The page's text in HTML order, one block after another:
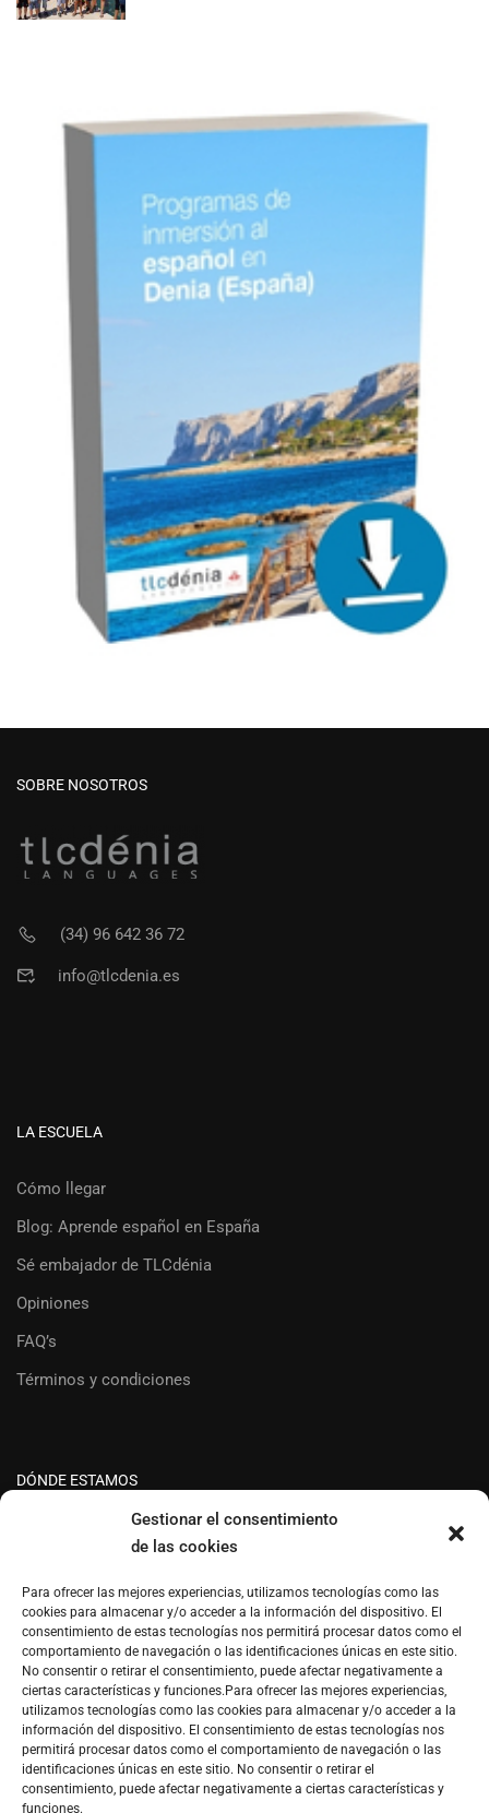
Gestionar el consentimiento
de las cookies
Para ofrecer las mejores experiencias, utilizamos tecnologías como las
cookies para almacenar y/o acceder a la información del dispositivo. El
consentimiento de estas tecnologías nos permitirá procesar datos como el
comportamiento de navegación o las identificaciones únicas en este sitio.
No consentir o retirar el consentimiento, puede afectar negativamente a
ciertas características y funciones.Para ofrecer las mejores experiencias,
utilizamos tecnologías como las cookies para almacenar y/o acceder a la
información del dispositivo. El consentimiento de estas tecnologías nos
permitirá procesar datos como el comportamiento de navegación o las
identificaciones únicas en este sitio. No consentir o retirar el
consentimiento, puede afectar negativamente a ciertas características y
funciones.
SOBRE NOSOTROS
(34) 96 642 36 72
info@tlcdenia.es
LA ESCUELA
Cómo llegar
Blog: Aprende español en España
Sé embajador de TLCdénia
Opiniones
FAQ’s
Términos y condiciones
DÓNDE ESTAMOS
Haz clic para aceptar cookies de marketing y
permitir este contenido